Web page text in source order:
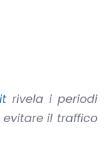
rivela i periodi
il traffico